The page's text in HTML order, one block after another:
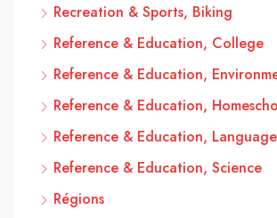
Recreation & Sports, Biking
Reference & Education, College
Reference & Education,
Reference & Education,
Reference & Education, Language
Reference & Education, Science
Régions